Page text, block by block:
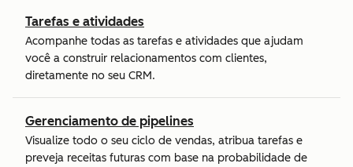
Tarefas e atividades
Acompanhe todas as tarefas e atividades que ajudam
você a construir relacionamentos com clientes,
diretamente no seu CRM.
Gerenciamento de pipelines
Visualize todo o seu ciclo de vendas, atribua tarefas e
preveja receitas futuras com base na probabilidade de